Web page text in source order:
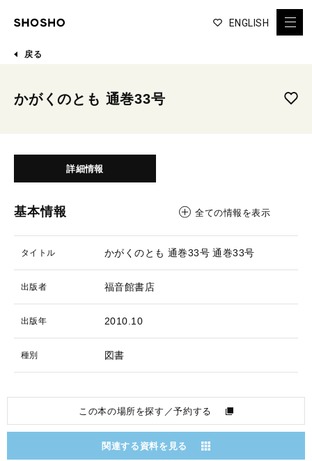
ENGLISH
戻る
かがくのとも 通巻33号
詳細情報
基本情報 全ての情報を表示
タイトル かがくのとも 通巻33号 通巻33号
出版者 福音館書店
出版年 2010.10
種別 図書
この本の場所を探す／予約する
関連する資料を見る